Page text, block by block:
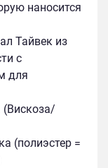
наносится
Тайвек из
с
для
(Вискоза/
(полиэстер =